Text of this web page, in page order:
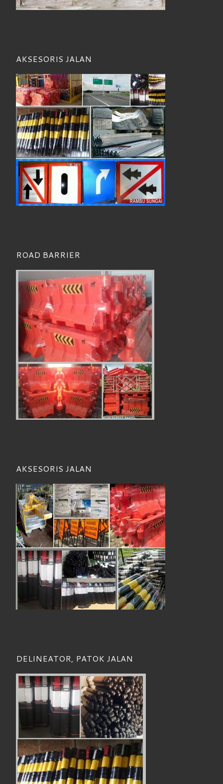
AKSESORIS JALAN
ROAD BARRIER
AKSESORIS JALAN
DELINEATOR, PATOK JALAN